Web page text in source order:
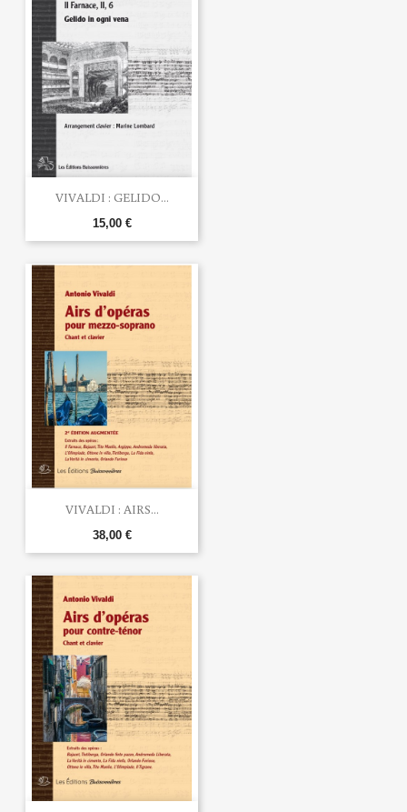
VIVALDI : GELIDO...
15,00 €
VIVALDI : AIRS...
38,00 €